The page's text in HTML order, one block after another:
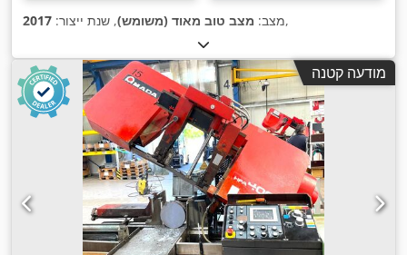
מצב: מצב טוב מאוד (משומש), שנת ייצור: 2017 ,
מודעה קטנה